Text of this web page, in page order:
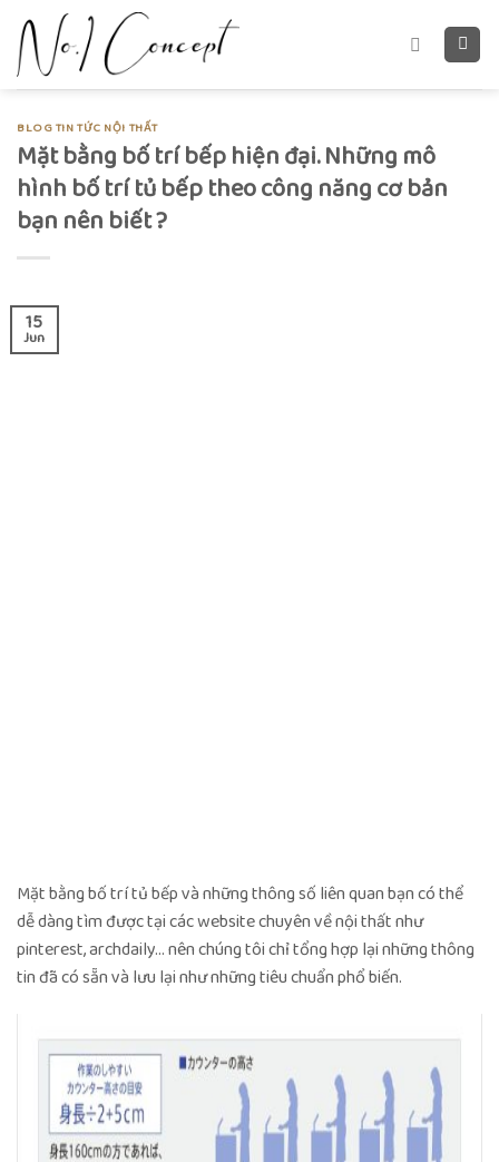
Skip
content
BLOG TIN TỨC NỘI THẤT
Mặt bằng bố trí bếp hiện đại. Những mô
hình bố trí tủ bếp theo công năng cơ bản
bạn nên biết ?
15
Jun
Mặt bằng bố trí tủ bếp và những thông số liên quan bạn có thể
dễ dàng tìm được tại các website chuyên về nội thất như
pinterest, archdaily… nên chúng tôi chỉ tổng hợp lại những thông
tin đã có sẵn và lưu lại như những tiêu chuẩn phổ biến.